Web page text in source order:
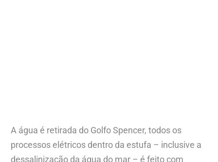
A água é retirada do Golfo Spencer, todos os
processos elétricos dentro da estufa – inclusive a
dessalinização da água do mar – é feito com